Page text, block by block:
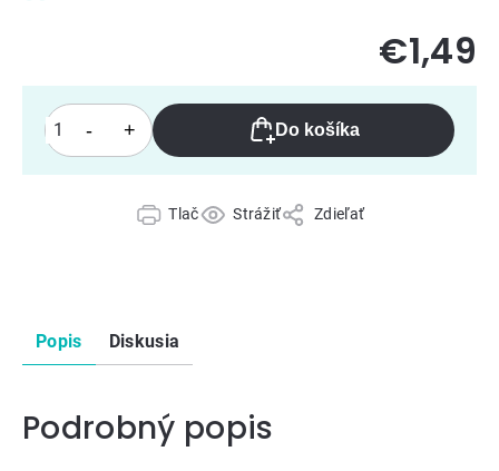
Do košíka
Tlač Strážiť Zdieľať
€1,49
Popis Diskusia
Podrobný popis